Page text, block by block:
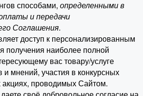
способами, определенными в
и передачи
Соглашения.
доступ к персонализированным
получения наиболее полной
вас товару/услуге
и мнений, участия в конкурсных
проводимых Сайтом.